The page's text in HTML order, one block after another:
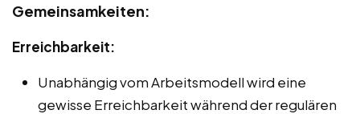
Gemeinsamkeiten:
Erreichbarkeit:
Unabhängig vom Arbeitsmodell wird eine
gewisse Erreichbarkeit während der regulären